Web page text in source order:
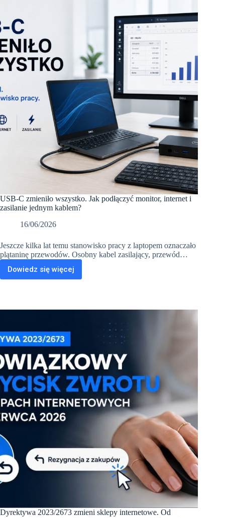
i
komu
naprawdę
się
przyda?
USB-C zmieniło wszystko. Jak podłączyć monitor, internet i
zasilanie jednym kablem?
16/06/2026
Jeszcze kilka lat temu stanowisko pracy z laptopem oznaczało
plątaninę przewodów. Osobny kabel zasilający, przewód…
Dowiedz się więcej
USB-
C
Jak
internet
i
zasilanie
jednym
kablem?
Dyrektywa 2023/2673 zmieni sklepy internetowe. Od